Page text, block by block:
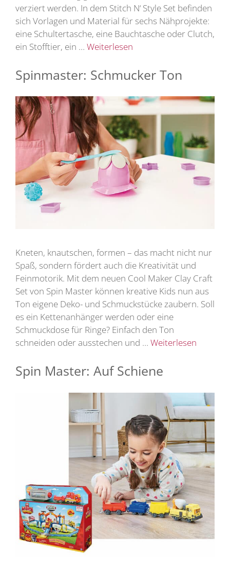
verziert werden. In dem Stitch N‘ Style Set befinden
sich Vorlagen und Material für sechs Nähprojekte:
eine Schultertasche, eine Bauchtasche oder Clutch,
ein Stofftier, ein … Weiterlesen
Spinmaster: Schmucker Ton
Kneten, knautschen, formen – das macht nicht nur
Spaß, sondern fördert auch die Kreativität und
Feinmotorik. Mit dem neuen Cool Maker Clay Craft
Set von Spin Master können kreative Kids nun aus
Ton eigene Deko- und Schmuckstücke zaubern. Soll
es ein Kettenanhänger werden oder eine
Schmuckdose für Ringe? Einfach den Ton
schneiden oder ausstechen und … Weiterlesen
Spin Master: Auf Schiene